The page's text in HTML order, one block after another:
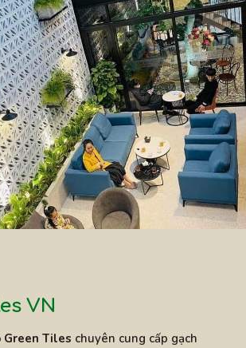
VN
Green Tiles chuyên cung cấp gạch